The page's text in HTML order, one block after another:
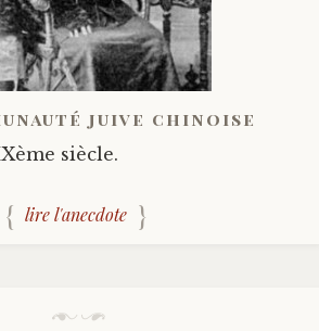
juive chinoise
siècle.
lire l'anecdote